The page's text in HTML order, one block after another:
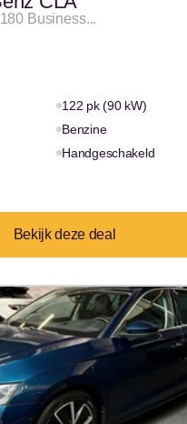
Business...
122 pk (90 kW)
Benzine
Handgeschakeld
Bekijk deze deal